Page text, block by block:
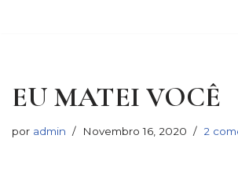
conteúdo
EU MATEI VOCÊ
por admin Novembro 16, 2020 2